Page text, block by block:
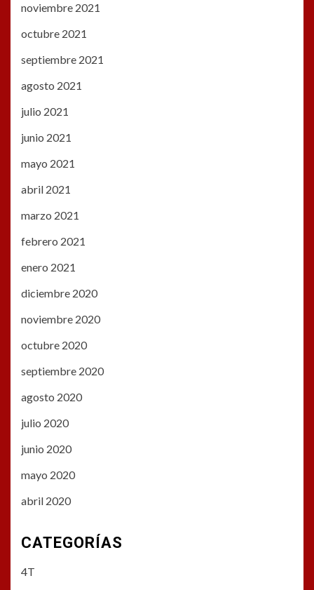
noviembre 2021
octubre 2021
septiembre 2021
agosto 2021
julio 2021
junio 2021
mayo 2021
abril 2021
marzo 2021
febrero 2021
enero 2021
diciembre 2020
noviembre 2020
octubre 2020
septiembre 2020
agosto 2020
julio 2020
junio 2020
mayo 2020
abril 2020
CATEGORÍAS
4T